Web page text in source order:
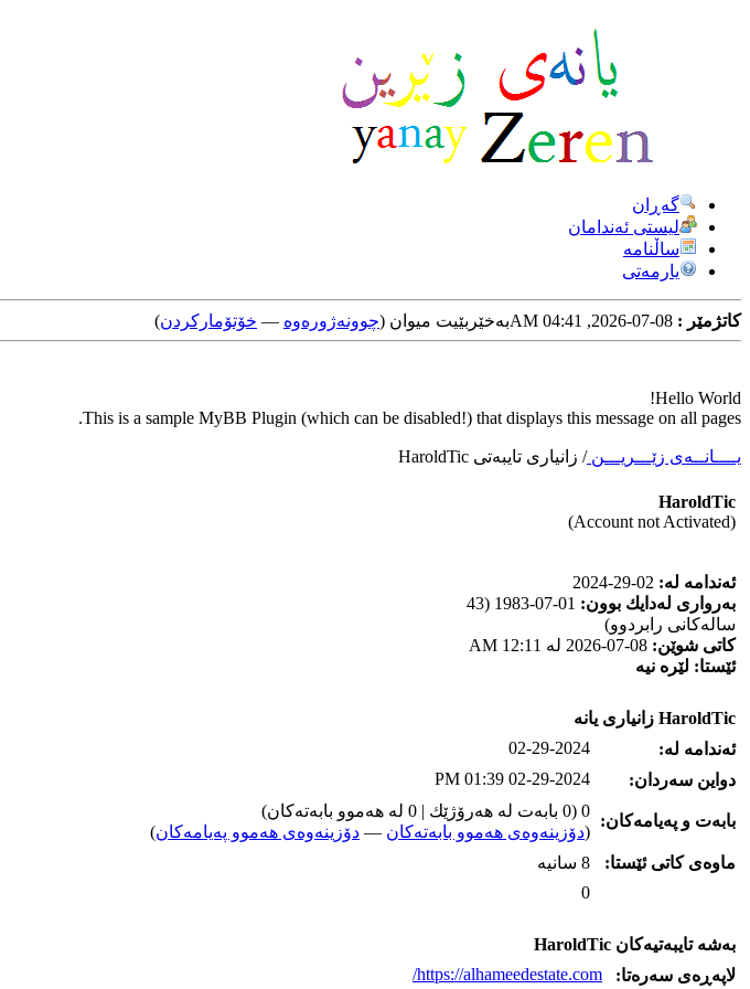
گه‌ڕان
لیستی ئه‌ندامان
ساڵنامه
یارمه‌تی
کاتژمێر : به‌خێربێیت میوان (چوونه‌ژوره‌وه‌ — خۆتۆمارکردن)
Hello World!
This is a sample MyBB Plugin (which can be disabled!) that displays this message on all pages.
یــــانــه‌ی زێـــریـــن/ زانیاری تایبه‌تی HaroldTic
HaroldTic
(Account not Activated)
ئه‌ندامه‌ له‌:
به‌رواری له‌دایك بوون:
01-07-1983 (43
ساله‌كانی رابردوو)
كاتی شوێن:
ئێستا: لێره‌ نیه‌
HaroldTic زانیاری یانه‌
ئه‌ندامه‌ له‌:
02-29-2024
دواین سه‌ردان:
02-29-2024 01:39 PM
بابه‌ت و په‌یامه‌کان:
0 (0 بابه‌ت له‌ هه‌رۆژێك | 0 له‌ هه‌موو بابه‌ته‌كان)
(دۆزینه‌وه‌ی هه‌موو بابه‌ته‌کان — دۆزینه‌وه‌ی هه‌موو په‌یامه‌کان)
ماوه‌ی كاتی ئێستا:
8 سانیه‌
0
به‌شه‌ تایبه‌تیه‌کان HaroldTic
لاپه‌ڕه‌ی سه‌ره‌تا:
https://alhameedestate.com/